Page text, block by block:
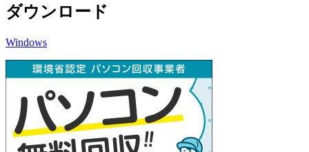
ダウンロード
Windows